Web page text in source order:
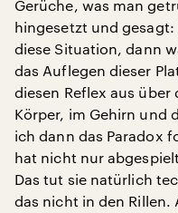
Gerüche, was man
hingesetzt und
diese Situation, dann
das Auflegen dieser
diesen Reflex aus
Körper, im Gehirn und
ich dann das Paradox
hat nicht nur
Das tut sie natürlich
das nicht in den Rillen.